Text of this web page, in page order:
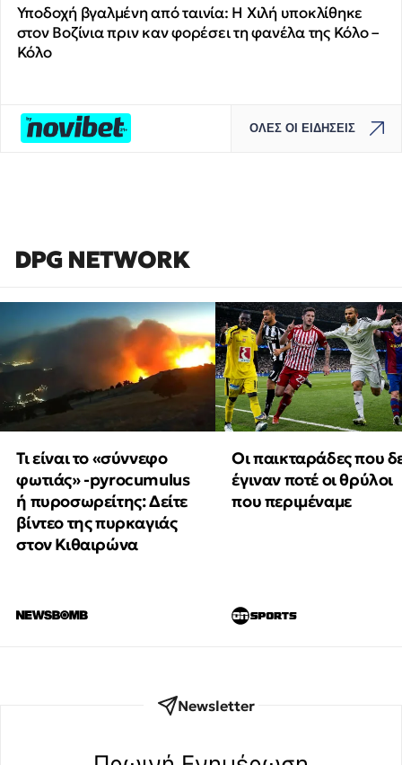
Υποδοχή βγαλμένη από ταινία: Η Χιλή υποκλίθηκε
στον Βοζίνια πριν καν φορέσει τη φανέλα της Κόλο –
Κόλο
ΟΛΕΣ ΟΙ ΕΙΔΗΣΕΙΣ
DPG NETWORK
Τι είναι το «σύννεφο
φωτιάς» -pyrocumulus
ή πυροσωρείτης: Δείτε
βίντεο της πυρκαγιάς
στον Κιθαιρώνα
Οι παικταράδες που
έγιναν ποτέ οι θρύλοι
που περιμέναμε
Newsletter